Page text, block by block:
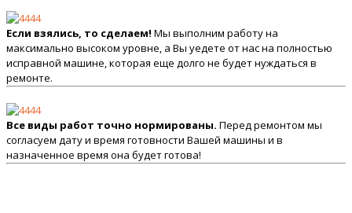
Если взялись, то сделаем! Мы выполним работу на
максимально высоком уровне, а Вы уедете от нас на полностью
исправной машине, которая еще долго не будет нуждаться в
ремонте.
Все виды работ точно нормированы. Перед ремонтом мы
согласуем дату и время готовности Вашей машины и в
назначенное время она будет готова!